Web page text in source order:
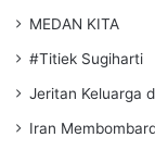
MEDAN KITA
#Titiek Sugiharti
Jeritan Keluarga
Iran